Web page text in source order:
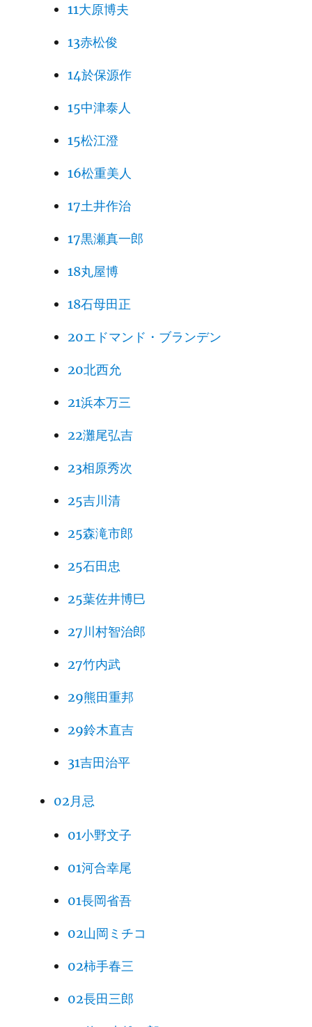
11大原博夫
13赤松俊
14於保源作
15中津泰人
15松江澄
16松重美人
17土井作治
17黒瀬真一郎
18丸屋博
18石母田正
20エドマンド・ブランデン
20北西允
21浜本万三
22灘尾弘吉
23相原秀次
25吉川清
25森滝市郎
25石田忠
25葉佐井博巳
27川村智治郎
27竹内武
29熊田重邦
29鈴木直吉
31吉田治平
02月忌
01小野文子
01河合幸尾
01長岡省吾
02山岡ミチコ
02柿手春三
02長田三郎